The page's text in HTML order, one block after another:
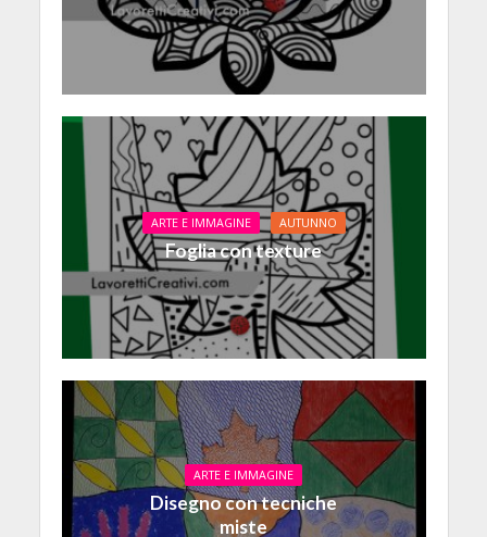
ARTE E IMMAGINE AUTUNNO
Foglia con texture
ARTE E IMMAGINE
Disegno con tecniche
miste